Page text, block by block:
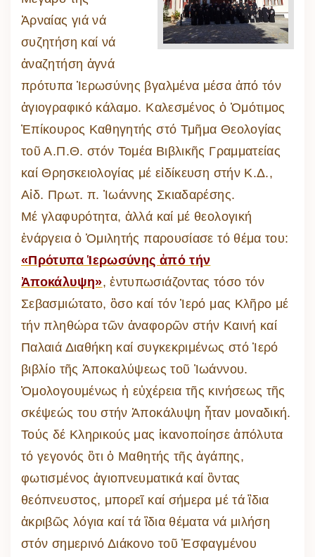
Ἀρναίας γιά νά
συζητήση καί νά
ἀναζητήση ἁγνά
πρότυπα Ἱερωσύνης βγαλμένα μέσα ἀπό τόν
ἁγιογραφικό κάλαμο. Καλεσμένος ὁ Ὁμότιμος
Ἐπίκουρος Καθηγητής στό Τμῆμα Θεολογίας
τοῦ Α.Π.Θ. στόν Τομέα Βιβλικῆς Γραμματείας
καί Θρησκειολογίας μέ εἰδίκευση στήν Κ.Δ.,
Αἰδ. Πρωτ. π. Ἰωάννης Σκιαδαρέσης.
Μέ γλαφυρότητα, ἀλλά καί μέ θεολογική
ἐνάργεια ὀ Ὁμιλητής παρουσίασε τό θέμα του:
«Πρότυπα Ἱερωσύνης ἀπό τήν
Ἀποκάλυψη», ἐντυπωσιάζοντας τόσο τόν
Σεβασμιώτατο, ὃσο καί τόν Ἱερό μας Κλῆρο μέ
τήν πληθώρα τῶν ἀναφορῶν στήν Καινή καί
Παλαιά Διαθήκη καί συγκεκριμένως στό Ἱερό
βιβλίο τῆς Ἀποκαλύψεως τοῦ Ἰωάννου.
Ὁμολογουμένως ἡ εὐχέρεια τῆς κινήσεως τῆς
σκέψεώς του στήν Ἀποκάλυψη ἦταν μοναδική.
Τούς δέ Κληρικούς μας ἱκανοποίησε ἀπόλυτα
τό γεγονός ὃτι ὁ Μαθητής τῆς ἀγάπης,
φωτισμένος ἁγιοπνευματικά καί ὂντας
θεόπνευστος, μπορεῖ καί σήμερα μέ τά ἲδια
ἀκριβῶς λόγια καί τά ἲδια θέματα νά μιλήση
στόν σημερινό Διάκονο τοῦ Ἐσφαγμένου